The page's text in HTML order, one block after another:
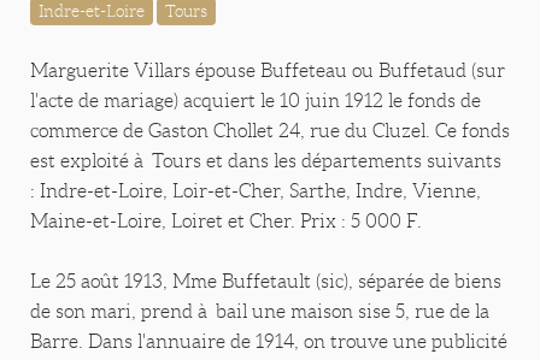
Indre-et-Loire Tours
Marguerite Villars épouse Buffeteau ou Buffetaud (sur
l'acte de mariage) acquiert le 10 juin 1912 le fonds de
commerce de Gaston Chollet 24, rue du Cluzel. Ce fonds
est exploité à Tours et dans les départements suivants
: Indre-et-Loire, Loir-et-Cher, Sarthe, Indre, Vienne,
Maine-et-Loire, Loiret et Cher. Prix : 5 000 F.
Le 25 août 1913, Mme Buffetault (sic), séparée de biens
de son mari, prend à bail une maison sise 5, rue de la
Barre. Dans l'annuaire de 1914, on trouve une publicité